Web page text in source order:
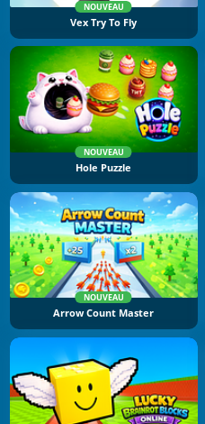
NOUVEAU
Vex Try To Fly
NOUVEAU
Hole Puzzle
NOUVEAU
Arrow Count Master